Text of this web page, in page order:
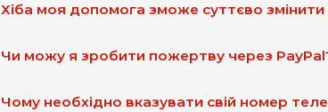
Хіба моя допомога зможе суттєво змінити
Чи можу я зробити пожертву через
Чому необхідно вказувати свій номер